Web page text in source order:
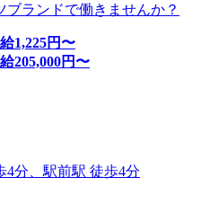
ランドで働きませんか？
1,225円〜
205,000円〜
4分、駅前駅 徒歩4分